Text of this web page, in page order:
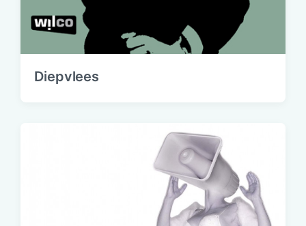
Diepvlees